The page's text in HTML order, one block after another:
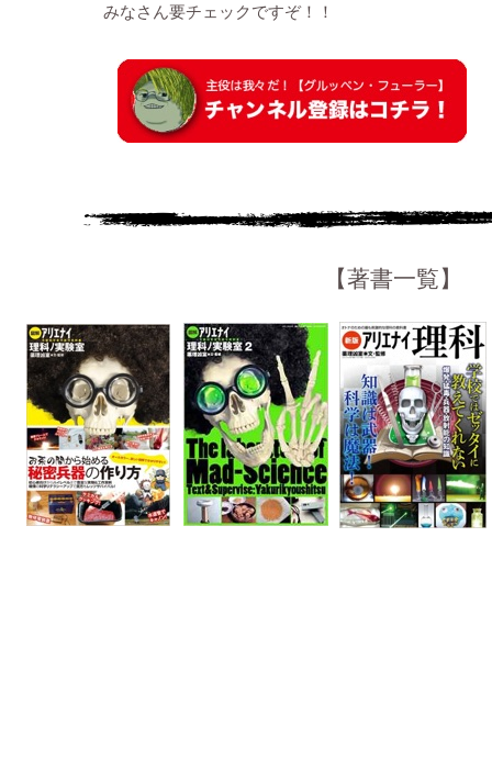
みなさん要チェックですぞ！！
【著書一覧】